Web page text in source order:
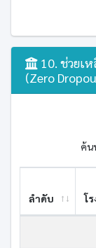
10. ช่วยเห
(Zero
ค้น
ลำดับ โ